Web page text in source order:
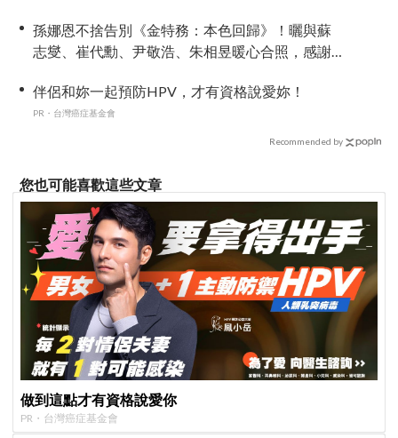
孫娜恩不捨告別《金特務：本色回歸》！曬與蘇
志燮、崔代勳、尹敬浩、朱相昱暖心合照，感謝
伴侶和妳一起預防HPV，才有資格說愛妳！
PR・台灣癌症基金會
Recommended by
您也可能喜歡這些文章
做到這點才有資格說愛你
PR・台灣癌症基金會